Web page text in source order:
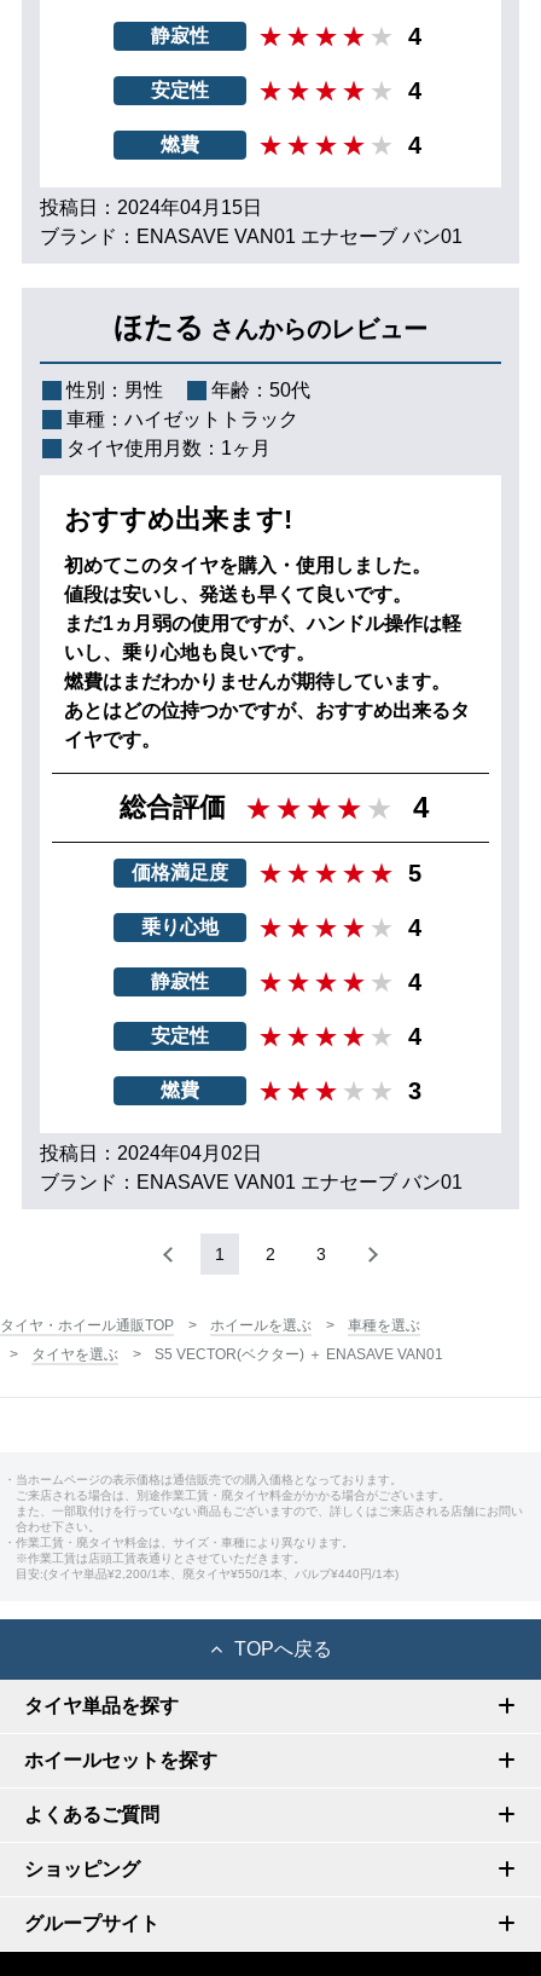
静寂性 4
安定性 4
燃費 4
投稿日：2024年04月15日
ブランド：ENASAVE VAN01 エナセーブ バン01
ほたる さんからのレビュー
性別： 男性 年齢： 50代
車種： ハイゼットトラック
タイヤ使用月数： 1ヶ月
おすすめ出来ます!
初めてこのタイヤを購入・使用しました。
値段は安いし、発送も早くて良いです。
まだ1ヵ月弱の使用ですが、ハンドル操作は軽
いし、乗り心地も良いです。
燃費はまだわかりませんが期待しています。
あとはどの位持つかですが、おすすめ出来るタ
イヤです。
総合評価 4
価格満足度 5
乗り心地 4
静寂性 4
安定性 4
燃費 3
投稿日：2024年04月02日
ブランド：ENASAVE VAN01 エナセーブ バン01
1 2 3
タイヤ・ホイール通販TOP ホイールを選ぶ
車種を選ぶ
タイヤを選ぶ
S5 VECTOR(ベクター) ＋ ENASAVE VAN01
・当ホームページの表示価格は通信販売での購入価格となっております。
ご来店される場合は、別途作業工賃・廃タイヤ料金がかかる場合がございます。
また、一部取付けを行っていない商品もございますので、詳しくはご来店される店舗にお問い
合わせ下さい。
・作業工賃・廃タイヤ料金は、サイズ・車種により異なります。
※作業工賃は店頭工賃表通りとさせていただきます。
目安:(タイヤ単品¥2,200/1本、廃タイヤ¥550/1本、バルブ¥440円/1本)
TOPへ戻る
タイヤ単品を探す
ホイールセットを探す
よくあるご質問
ショッピング
グループサイト